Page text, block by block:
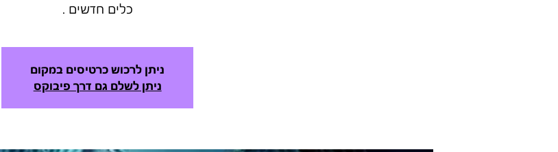
כלים חדשים .
ניתן לרכוש כרטיסים במקום
ניתן לשלם גם דרך פיבוקס